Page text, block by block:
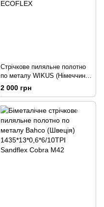
Стрічкове пиляльне полотно
по металу WIKUS (Німеччина)
2480*27*0.9*8/12TPI M42
ECOFLEX
2 000 грн